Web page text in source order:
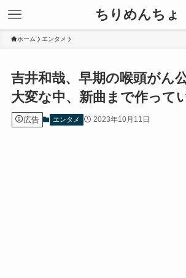
ちりめんちょ
ホーム エンタメ
吉井和哉、早期の喉頭がん
大変な中、新曲まで作って
広告 エンタメ 2023年10月11日